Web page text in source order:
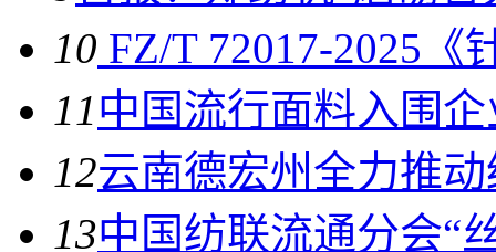
10 FZ/T 72017-2025《
11中国流行面料入围
12云南德宏州全力推
13中国纺联流通分会“